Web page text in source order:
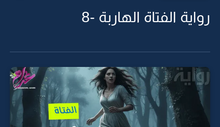
رواية الفتاة الهاربة -8